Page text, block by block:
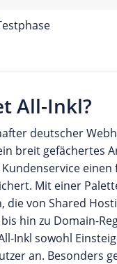
All-Inkl?
deutscher
breit gefächertes
einen
Mit einer
die von Shared
hin zu Domain-
Inkl sowohl
an. Besonders